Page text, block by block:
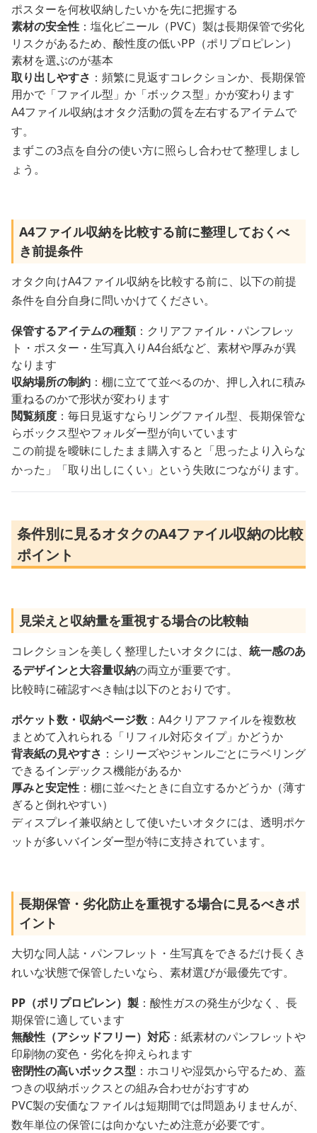
ポスターを何枚収納したいかを先に把握する
素材の安全性 ：塩化ビニール（PVC）製は長期保管で劣化
リスクがあるため、酸性度の低いPP（ポリプロピレン）
素材を選ぶのが基本
取り出しやすさ ：頻繁に見返すコレクションか、長期保管
用かで「ファイル型」か「ボックス型」かが変わります
A4ファイル収納はオタク活動の質を左右するアイテムで
す。
まずこの3点を自分の使い方に照らし合わせて整理しまし
ょう。
A4ファイル収納を比較する前に整理しておくべ
き前提条件
オタク向けA4ファイル収納を比較する前に、以下の前提
条件を自分自身に問いかけてください。
保管するアイテムの種類：クリアファイル・パンフレッ
ト・ポスター・生写真入りA4台紙など、素材や厚みが異
なります
収納場所の制約 ：棚に立てて並べるのか、押し入れに積み
重ねるのかで形状が変わります
閲覧頻度 ：毎日見返すならリングファイル型、長期保管な
らボックス型やフォルダー型が向いています
この前提を曖昧にしたまま購入すると「思ったより入らな
かった」「取り出しにくい」という失敗につながります。
条件別に見るオタクのA4ファイル収納の比較
ポイント
見栄えと収納量を重視する場合の比較軸
コレクションを美しく整理したいオタクには、 統一感のあ
るデザインと大容量収納の両立が重要です。
比較時に確認すべき軸は以下のとおりです。
ポケット数・収納ページ数 ：A4クリアファイルを複数枚
まとめて入れられる「リフィル対応タイプ」かどうか
背表紙の見やすさ ：シリーズやジャンルごとにラベリング
できるインデックス機能があるか
厚みと安定性 ：棚に並べたときに自立するかどうか（薄す
ぎると倒れやすい）
ディスプレイ兼収納として使いたいオタクには、透明ポケ
ットが多いバインダー型が特に支持されています。
長期保管・劣化防止を重視する場合に見るべきポ
イント
大切な同人誌・パンフレット・生写真をできるだけ長くき
れいな状態で保管したいなら、素材選びが最優先です。
PP（ポリプロピレン）製 ：酸性ガスの発生が少なく、長
期保管に適しています
無酸性（アシッドフリー）対応 ：紙素材のパンフレットや
印刷物の変色・劣化を抑えられます
密閉性の高いボックス型 ：ホコリや湿気から守るため、蓋
つきの収納ボックスとの組み合わせがおすすめ
PVC製の安価なファイルは短期間では問題ありませんが、
数年単位の保管には向かないため注意が必要です。